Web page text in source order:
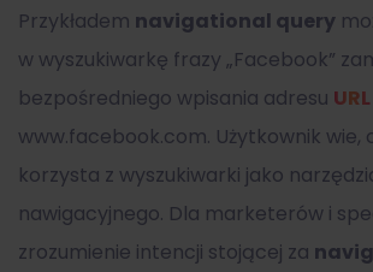
Przykładem navigational query
w wyszukiwarkę frazy „Facebook”
bezpośredniego wpisania adresu URL
www.facebook.com. Użytkownik wie,
korzysta z wyszukiwarki jako
nawigacyjnego. Dla marketerów i
zrozumienie intencji stojącej za